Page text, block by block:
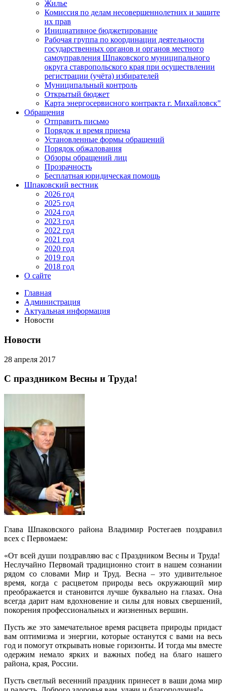
Жилье
Комиссия по делам несовершеннолетних и защите
их прав
Инициативное бюджетирование
Рабочая группа по координации деятельности
государственных органов и органов местного
самоуправления Шпаковского муниципального
округа ставропольского края при осуществлении
регистрации (учёта) избирателей
Муниципальный контроль
Открытый бюджет
Карта энергосервисного контракта г. Михайловск"
Обращения
Отправить письмо
Порядок и время приема
Установленные формы обращений
Порядок обжалования
Обзоры обращений лиц
Прозрачность
Бесплатная юридическая помощь
Шпаковский вестник
2026 год
2025 год
2024 год
2023 год
2022 год
2021 год
2020 год
2019 год
2018 год
О сайте
Главная
Администрация
Актуальная информация
Новости
Новости
28 апреля 2017
С праздником Весны и Труда!
Глава Шпаковского района Владимир Ростегаев поздравил
всех с Первомаем:
«От всей души поздравляю вас с Праздником Весны и Труда!
Неслучайно Первомай традиционно стоит в нашем сознании
рядом со словами Мир и Труд. Весна – это удивительное
время, когда с расцветом природы весь окружающий мир
преображается и становится лучше буквально на глазах. Она
всегда дарит нам вдохновение и силы для новых свершений,
покорения профессиональных и жизненных вершин.
Пусть же это замечательное время расцвета природы придаст
вам оптимизма и энергии, которые останутся с вами на весь
год и помогут открывать новые горизонты. И тогда мы вместе
одержим немало ярких и важных побед на благо нашего
района, края, России.
Пусть светлый весенний праздник принесет в ваши дома мир